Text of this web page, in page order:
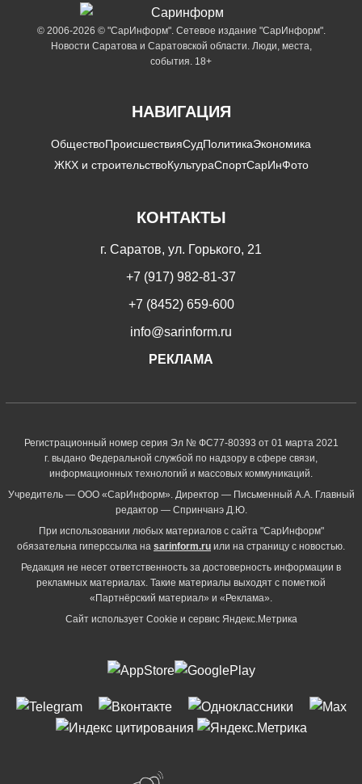
© 2006-2026 © "СарИнформ". Сетевое издание "СарИнформ".
Новости Саратова и Саратовской области. Люди, места,
события. 18+
НАВИГАЦИЯ
ОбществоПроисшествияСудПолитикаЭкономика
ЖКХ и строительствоКультураСпортСарИнФото
КОНТАКТЫ
г. Саратов, ул. Горького, 21
+7 (917) 982-81-37
+7 (8452) 659-600
info@sarinform.ru
РЕКЛАМА
Регистрационный номер серия Эл № ФС77-80393 от 01 марта 2021
г. выдано Федеральной службой по надзору в сфере связи,
информационных технологий и массовых коммуникаций.
Учредитель — ООО «СарИнформ». Директор — Письменный А.А. Главный
редактор — Спринчанэ Д.Ю.
При использовании любых материалов с сайта "СарИнформ"
обязательна гиперссылка на sarinform.ru или на страницу с новостью.
Редакция не несет ответственность за достоверность информации в
рекламных материалах. Такие материалы выходят с пометкой
«Партнёрский материал» и «Реклама».
Сайт использует Cookie и сервиc Яндекс.Метрика